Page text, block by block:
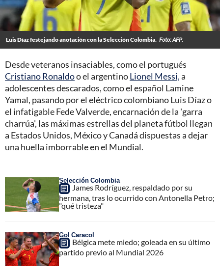
Luis Díaz festejando anotación con la Selección Colombia. Foto: AFP.
Desde veteranos insaciables, como el portugués
Cristiano Ronaldoo el argentinoLionel Messi,a
adolescentes descarados, como el español Lamine
Yamal, pasando por el eléctrico colombiano Luis Díaz o
el infatigable Fede Valverde, encarnación de la 'garra
charrúa', las máximas estrellas del planeta fútbol llegan
a Estados Unidos, México y Canadá dispuestas a dejar
una huella imborrable en el Mundial.
Selección Colombia
James Rodríguez, respaldado por su
hermana, tras lo ocurrido con Antonella Petro;
"qué tristeza"
Gol Caracol
Bélgica mete miedo; goleada en su último
partido previo al Mundial 2026